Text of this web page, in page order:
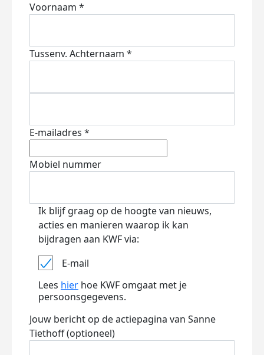
Voornaam *
Tussenv. Achternaam *
E-mailadres *
Mobiel nummer
Ik blijf graag op de hoogte van nieuws,
acties en manieren waarop ik kan
bijdragen aan KWF via:
E-mail
Lees hier hoe KWF omgaat met je
persoonsgegevens.
Jouw bericht op de actiepagina van Sanne
Tiethoff (optioneel)